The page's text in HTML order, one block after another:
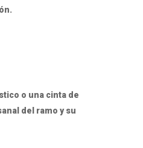
o una cinta de
del ramo y su